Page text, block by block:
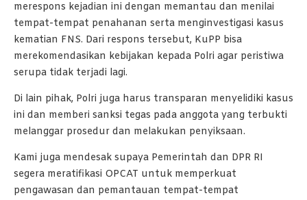
merespons kejadian ini dengan memantau dan menilai
tempat-tempat penahanan serta menginvestigasi kasus
kematian FNS. Dari respons tersebut, KuPP bisa
merekomendasikan kebijakan kepada Polri agar peristiwa
serupa tidak terjadi lagi.
Di lain pihak, Polri juga harus transparan menyelidiki kasus
ini dan memberi sanksi tegas pada anggota yang terbukti
melanggar prosedur dan melakukan penyiksaan.
Kami juga mendesak supaya Pemerintah dan DPR RI
segera meratifikasi OPCAT untuk memperkuat
pengawasan dan pemantauan tempat-tempat